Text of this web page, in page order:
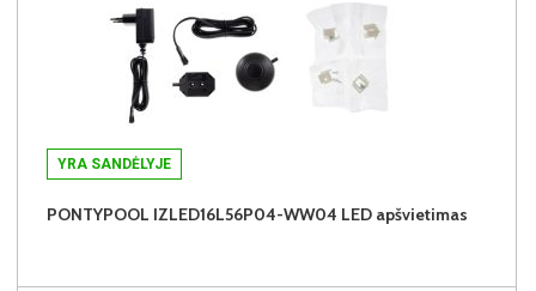
YRA SANDĖLYJE
PONTYPOOL IZLED16L56P04-WW04 LED apšvietimas